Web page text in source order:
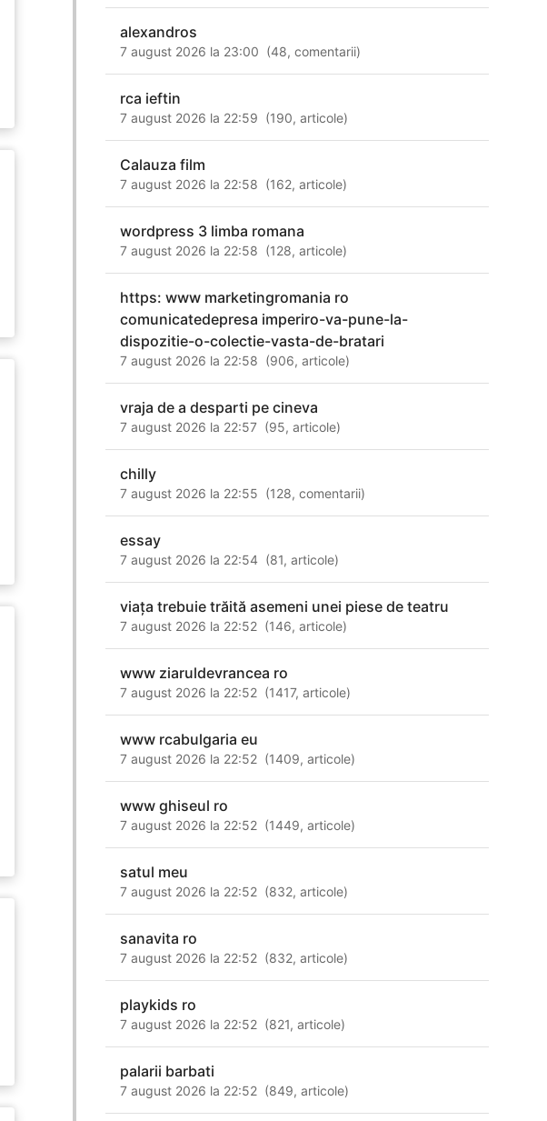
alexandros
7 august 2026 la 23:00 (48,comentarii)
rca ieftin
7 august 2026 la 22:59 (190,articole)
Calauza film
7 august 2026 la 22:58 (162,articole)
wordpress 3 limba romana
7 august 2026 la 22:58 (128,articole)
https: www marketingromania ro
comunicatedepresa imperiro-va-pune-la-
dispozitie-o-colectie-vasta-de-bratari
7 august 2026 la 22:58 (906,articole)
vraja de a desparti pe cineva
7 august 2026 la 22:57 (95,articole)
chilly
7 august 2026 la 22:55 (128,comentarii)
essay
7 august 2026 la 22:54 (81,articole)
viaţa trebuie trăită asemeni unei piese de teatru
7 august 2026 la 22:52 (146,articole)
www ziaruldevrancea ro
7 august 2026 la 22:52 (1417,articole)
www rcabulgaria eu
7 august 2026 la 22:52 (1409,articole)
www ghiseul ro
7 august 2026 la 22:52 (1449,articole)
satul meu
7 august 2026 la 22:52 (832,articole)
sanavita ro
7 august 2026 la 22:52 (832,articole)
playkids ro
7 august 2026 la 22:52 (821,articole)
palarii barbati
7 august 2026 la 22:52 (849,articole)